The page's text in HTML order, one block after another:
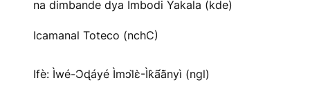
na dimbande dya Imbodi Yakala (kde)
Icamanal Toteco (nchC)
Ifè: Ìwé-Ɔ̀ɖáyé Ìmↄl̀ɛ̀-Ìk̀ã́ã̀nyì (ngl)